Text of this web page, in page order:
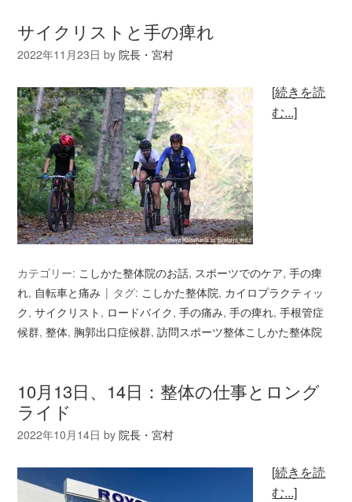
サイクリストと手の痺れ
2022年11月23日 by院長・宮村
[続きを読
む...]
カテゴリー: こしかた整体院のお話, スポーツでのケア,手の痺
れ, 自転車と痛み タグ: こしかた整体院, カイロプラクティッ
ク,サイクリスト , ロードバイク,手の痛み,手の痺れ,手根管症
候群,整体, 胸郭出口症候群,訪問スポーツ整体こしかた整体院
10月13日、14日：整体の仕事とロング
ライド
2022年10月14日 by院長・宮村
[続きを読
む...]